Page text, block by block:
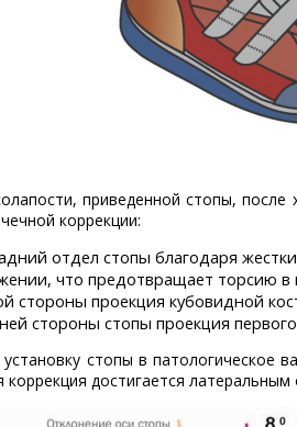
приведенной стопы, после
коррекции:
отдел стопы благодаря
что предотвращает торсию в
стороны проекция кубовидной
стороны стопы проекция
стопы в патологическое
достигается